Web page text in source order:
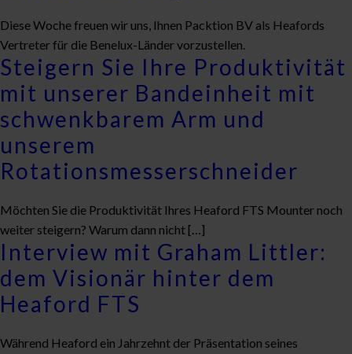
Diese Woche freuen wir uns, Ihnen Packtion BV als Heafords
Vertreter für die Benelux-Länder vorzustellen.
Steigern Sie Ihre Produktivität
mit unserer Bandeinheit mit
schwenkbarem Arm und
unserem
Rotationsmesserschneider
Möchten Sie die Produktivität Ihres Heaford FTS Mounter noch
weiter steigern? Warum dann nicht […]
Interview mit Graham Littler:
dem Visionär hinter dem
Heaford FTS
Während Heaford ein Jahrzehnt der Präsentation seines